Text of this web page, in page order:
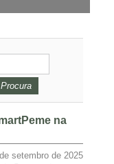
na
setembro de 2025